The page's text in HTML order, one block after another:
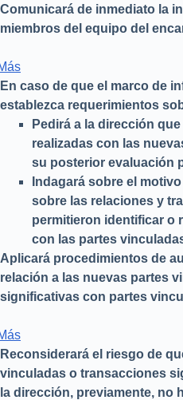
Comunicará de inmediato la
miembros del equipo del
En caso de que el marco de
establezca requerimientos
Pedirá a la dirección
realizadas con las
su posterior evaluación
Indagará sobre el
sobre las relaciones y
permitieron identificar o
con las partes
Aplicará procedimientos de
relación a las nuevas partes
significativas con partes
Reconsiderará el riesgo de
vinculadas o transacciones
la dirección, previamente, no